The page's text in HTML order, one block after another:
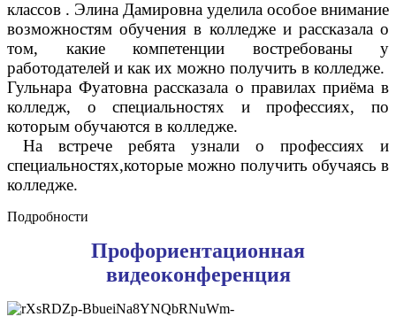
классов . Элина Дамировна уделила особое внимание
возможностям обучения в колледже и рассказала о
том, какие компетенции востребованы у
работодателей и как их можно получить в колледже.
Гульнара Фуатовна рассказала о правилах приёма в
колледж, о специальностях и профессиях, по
которым обучаются в колледже.
На встрече ребята узнали о профессиях и
специальностях,которые можно получить обучаясь в
колледже.
Подробности
Профориентационная
видеоконференция